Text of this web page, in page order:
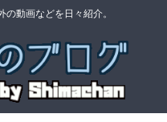
動画などを日々紹介。